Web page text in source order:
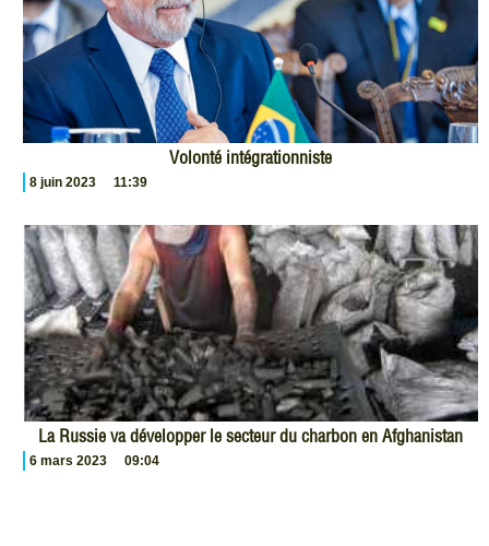
Volonté intégrationniste
8 juin 2023 11:39
La Russie va développer le secteur du charbon en Afghanistan
6 mars 2023 09:04